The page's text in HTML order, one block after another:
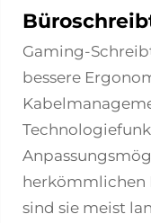
Gaming-
bessere
herkömmlichen
sind sie meist